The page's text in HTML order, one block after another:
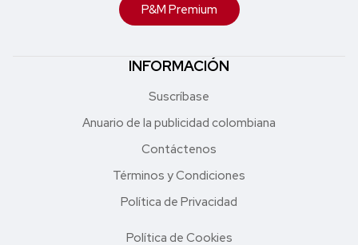
P&M Premium
INFORMACIÓN
Suscríbase
Anuario de la publicidad colombiana
Contáctenos
Términos y Condiciones
Política de Privacidad
Política de Cookies